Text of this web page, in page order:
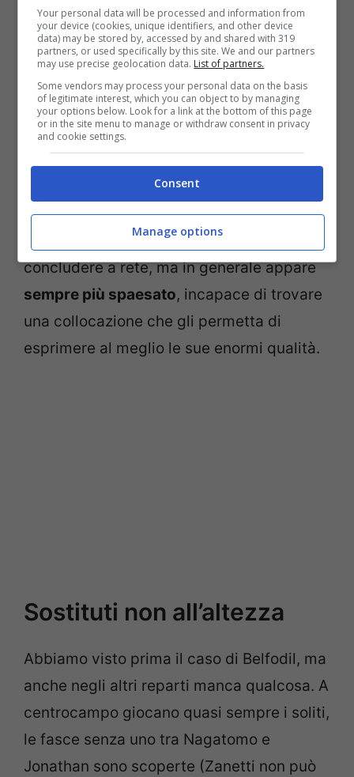
perso parte della sicurezzache ha
sempre dimostrato, e per un creatore di
gioco come lui è una mancanza grave.
L’idea dei Mazzarri era quella di
trasformarlo in un incursore alla Hamsik,
preparazione estiva ha inficiato il lavoro
dell’allenatore. Al ragazzo croato sembra
mancare la capacità di inserirsi e
concludere a rete, ma in generale appare
sempre più spaesato, incapace di trovare
una collocazione che gli permetta di
esprimere al meglio le sue enormi qualità.
Sostituti non all’altezza
Abbiamo visto prima il caso di Belfodil, ma
anche negli altri reparti manca qualcosa. A
centrocampo giocano quasi sempre i soliti,
le fasce senza uno tra Nagatomo e
Jonathan sono scoperte (Zanetti non può
Your personal data will be processed and information from
your device (cookies, unique identifiers, and other device
data) may be stored by, accessed by and shared with 319
partners, or used specifically by this site. We and our partners
may use precise geolocation data. List of partners.
Some vendors may process your personal data on the basis
of legitimate interest, which you can object to by managing
your options below. Look for a link at the bottom of this page
or in the site menu to manage or withdraw consent in privacy
and cookie settings.
Consent
Manage options